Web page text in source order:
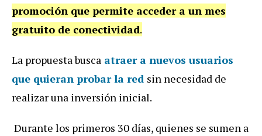
promoción que permite acceder a un mes
gratuito de conectividad.
La propuesta busca atraer a nuevos usuarios
que quieran probar la red sin necesidad de
realizar una inversión inicial.
Durante los primeros 30 días, quienes se sumen a